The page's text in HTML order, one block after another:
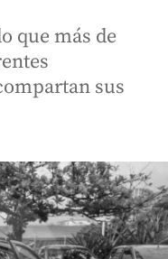
que más de
sus